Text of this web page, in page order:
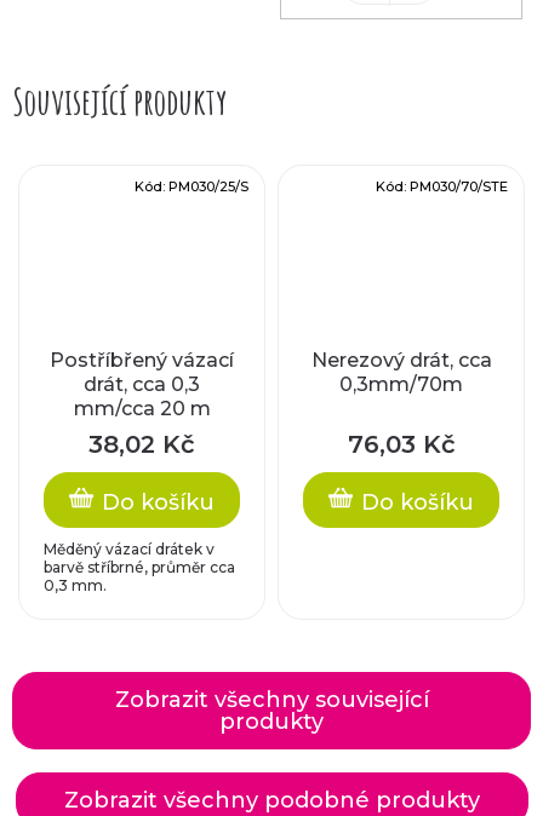
Související produkty
Postříbřený vázací
drát, cca 0,3
mm/cca 20 m
38,02 Kč
Do košíku
Měděný vázací drátek v
barvě stříbrné, průměr cca
0,3 mm.
Kód: PM030/25/S
Nerezový drát, cca
0,3mm/70m
76,03 Kč
Do košíku
Kód: PM030/70/STE
Zobrazit všechny související
produkty
Zobrazit všechny podobné produkty